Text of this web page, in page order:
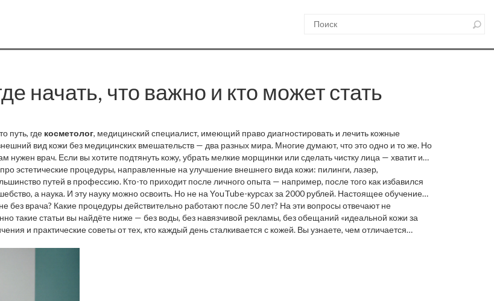
начать, что важно и кто может стать
путь, где косметолог, медицинский специалист, имеющий право диагностировать и лечить кожные
вид кожи без медицинских вмешательств — два разных мира. Многие думают, что это одно и то же. Но
врач. Если вы хотите подтянуть кожу, убрать мелкие морщинки или сделать чистку лица — хватит и
процедур и осложнений.
эстетические процедуры, направленные на улучшение внешнего вида кожи: пилинги, лазер,
путей в профессию. Кто-то приходит после личного опыта — например, после того как избавился
а наука. И эту науку можно освоить. Но не на YouTube-курсах за 2000 рублей. Настоящее обучение
реакции на активные ингредиенты и, главное, противопоказаний. Вы не можете делать лазер на
это вопрос безопасности. И если вы не знаете, почему, — вам нужно учиться, а не просто копировать
без врача? Какие процедуры действительно работают после 50 лет? На эти вопросы отвечают не
такие статьи вы найдёте ниже — без воды, без навязчивой рекламы, без обещаний «идеальной кожи за
и практические советы от тех, кто каждый день сталкивается с кожей. Вы узнаете, чем отличается
на практике.